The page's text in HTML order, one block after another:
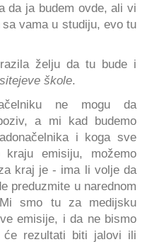
da ja budem ovde, ali vi
vama u studiju, evo tu
želju da tu bude i
škole.
ne mogu da
a mi kad budemo
i koga sve
emisiju, možemo
kraj je - ima li volje da
preduzmite u narednom
smo tu za medijsku
emisije, i da ne bismo
rezultati biti jalovi ili